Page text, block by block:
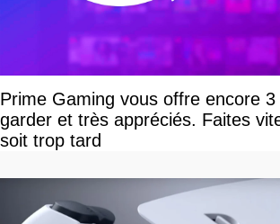
Prime Gaming vous offre encore
garder et très appréciés. Faites
soit trop tard